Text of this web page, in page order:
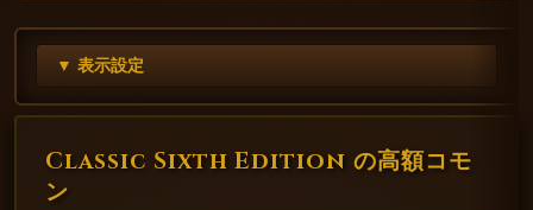
▼ 表示設定
Classic Sixth Edition の高額コモ
ン